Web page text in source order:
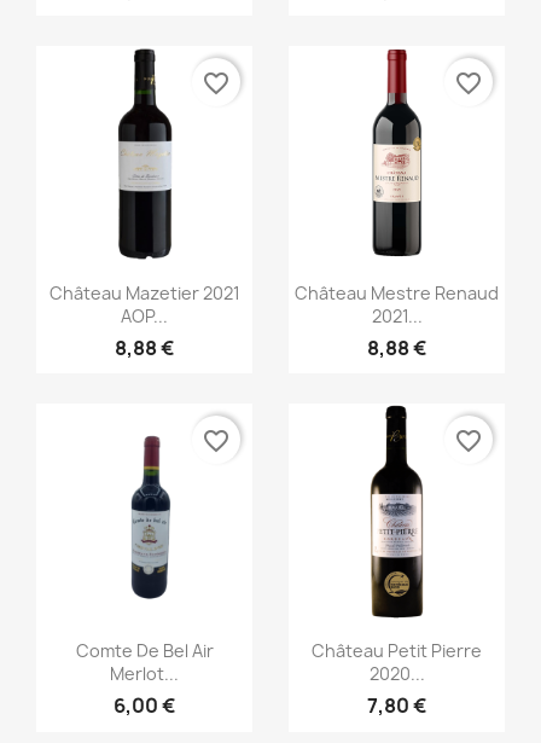
Aperçu rapide
Château Mazetier 2021
AOP...
8,88 €
favorite_border
Aperçu rapide
Château Mestre Renaud
2021...
8,88 €
favorite_border
Aperçu rapide
Comte De Bel Air
Merlot...
6,00 €
favorite_border
Aperçu rapide
Château Petit Pierre
2020...
7,80 €
favorite_border